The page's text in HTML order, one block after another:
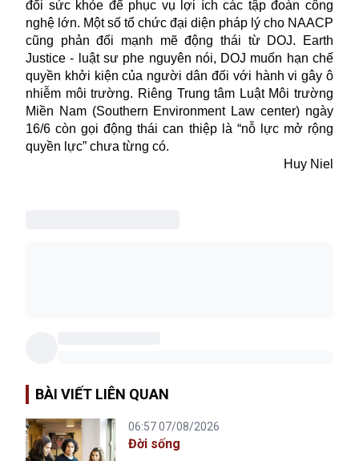
đổi sức khỏe để phục vụ lợi ích các tập đoàn công
nghệ lớn. Một số tổ chức đại diện pháp lý cho NAACP
cũng phản đối mạnh mẽ động thái từ DOJ. Earth
Justice - luật sư phe nguyên nói, DOJ muốn hạn chế
quyền khởi kiện của người dân đối với hành vi gây ô
nhiễm môi trường. Riêng Trung tâm Luật Môi trường
Miền Nam (Southern Environment Law center) ngày
16/6 còn gọi động thái can thiệp là “nỗ lực mở rộng
quyền lực” chưa từng có.
Huy Niel
BÀI VIẾT LIÊN QUAN
06:57 07/08/2026
Đời sống